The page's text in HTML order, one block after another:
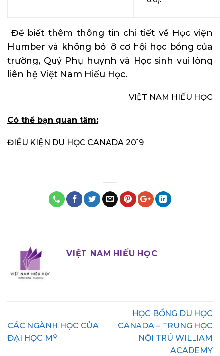
Để biết thêm thông tin chi tiết về Học viện
Humber và không bỏ lỡ cơ hội học bổng của
trường, Quý Phụ huynh và Học sinh vui lòng
liên hệ Việt Nam Hiếu Học.
VIỆT NAM HIẾU HỌC
Có thể bạn quan tâm:
ĐIỀU KIỆN DU HỌC CANADA 2019
VIỆT NAM HIẾU HỌC
CÁC NGÀNH HỌC CỦA
ĐẠI HỌC MỸ
HỌC BỔNG DU HỌC
CANADA – TRUNG HỌC
NỘI TRÚ WILLIAM
ACADEMY